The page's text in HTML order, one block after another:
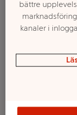
bättre
kanaler i